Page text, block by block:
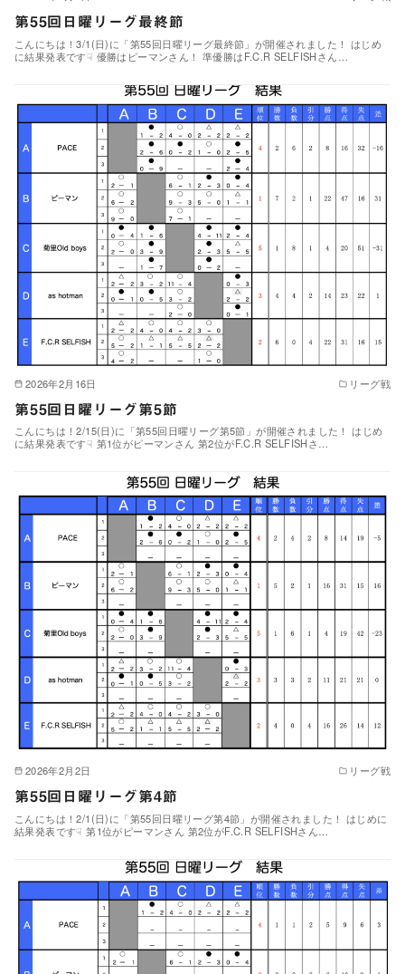
第55回日曜リーグ最終節
こんにちは！3/1(日)に「第55回日曜リーグ最終節」が開催されました！ はじめ
に結果発表です☟ 優勝はピーマンさん！ 準優勝はF.C.R SELFISHさん…
2026年2月16日
リーグ戦
第55回日曜リーグ第5節
こんにちは！2/15(日)に「第55回日曜リーグ第5節」が開催されました！ はじめ
に結果発表です☟ 第1位がピーマンさん 第2位がF.C.R SELFISHさ…
2026年2月2日
リーグ戦
第55回日曜リーグ第4節
こんにちは！2/1(日)に「第55回日曜リーグ第4節」が開催されました！ はじめに
結果発表です☟ 第1位がピーマンさん 第2位がF.C.R SELFISHさん…